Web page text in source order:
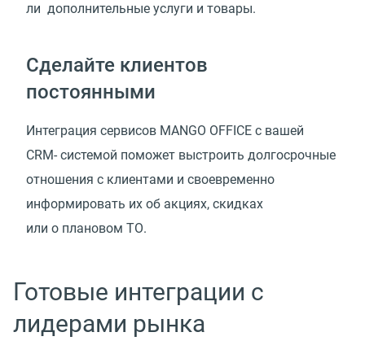
ли дополнительные услуги и товары.
Сделайте клиентов
постоянными
Интеграция сервисов MANGO OFFICE с вашей
CRM- системой поможет выстроить долгосрочные
отношения с клиентами и своевременно
информировать их об акциях, скидках
или о плановом ТО.
Готовые интеграции с
лидерами рынка